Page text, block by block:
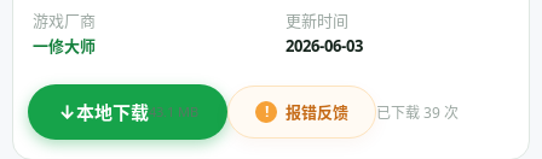
游戏厂商
一修大师
更新时间
2026-06-03
本地下载43.1 MB 报错反馈 已下载 39 次